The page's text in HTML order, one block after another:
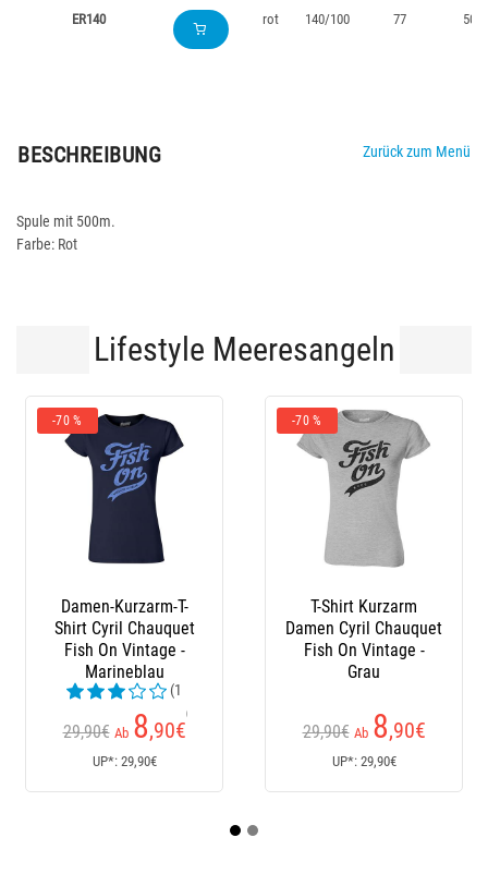
ER140
rot
140/100 77 500
BESCHREIBUNG Zurück zum Menü
Spule mit 500m.
Farbe: Rot
Lifestyle Meeresangeln
Kurzarm
Cyril Chauquet
On Vintage -
,90€
Weste Ohne Ärmel
Herren Powerline Jig
Powerline